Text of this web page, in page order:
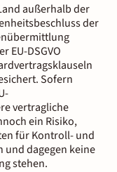
außerhalb der
der
EU-DSGVO
Sofern
vertragliche
ein Risiko,
für Kontroll- und
und dagegen keine
stehen.